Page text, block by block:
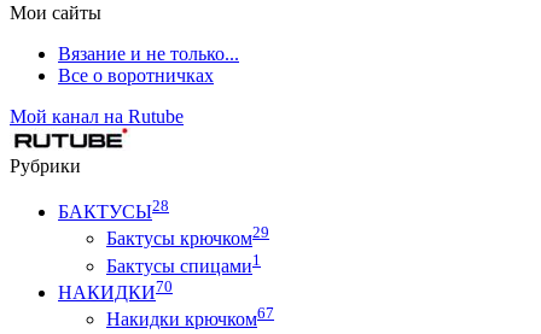
Мои сайты
Вязание и не только...
Все о воротничках
Мой канал на Rutube
Рубрики
БАКТУСЫ28
Бактусы крючком29
Бактусы спицами1
НАКИДКИ70
Накидки крючком67